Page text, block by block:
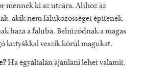
mennek ki az utcára. Ahhoz az
akik nem faluközösséget építenek,
haza a faluba. Behúzódnak a magas
kutyákkal veszik körül magukat.
Ha egyáltalán ajánlani lehet valamit,